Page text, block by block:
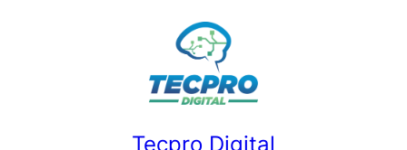
Tecpro Digital